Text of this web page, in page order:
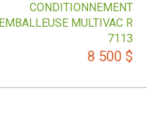
CONDITIONNEMENT
EMBALLEUSE MULTIVAC R
7113
8 500 $